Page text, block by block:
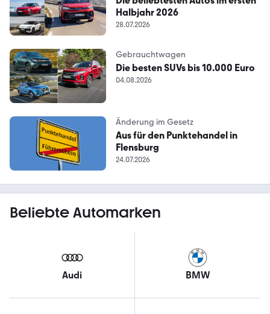
Halbjahr 2026
28.07.2026
Gebrauchtwagen
Die besten SUVs bis 10.000 Euro
04.08.2026
Änderung im Gesetz
Aus für den Punktehandel in
Flensburg
24.07.2026
Beliebte Automarken
Audi BMW